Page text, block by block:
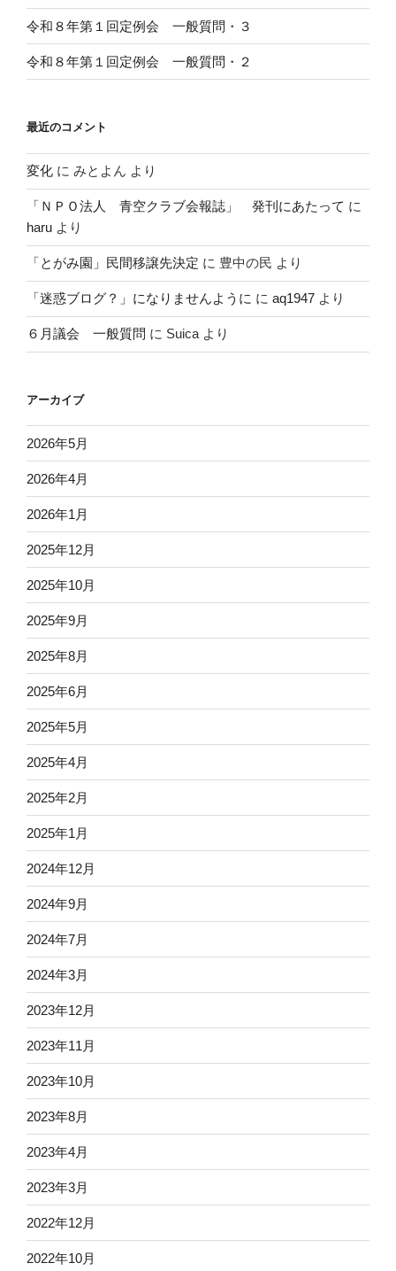
令和８年第１回定例会 一般質問・３
令和８年第１回定例会 一般質問・２
最近のコメント
変化 に みとよん より
「ＮＰＯ法人 青空クラブ会報誌」 発刊にあたって に
haru より
「とがみ園」民間移譲先決定 に 豊中の民 より
「迷惑ブログ？」になりませんように に aq1947 より
６月議会 一般質問 に Suica より
アーカイブ
2026年5月
2026年4月
2026年1月
2025年12月
2025年10月
2025年9月
2025年8月
2025年6月
2025年5月
2025年4月
2025年2月
2025年1月
2024年12月
2024年9月
2024年7月
2024年3月
2023年12月
2023年11月
2023年10月
2023年8月
2023年4月
2023年3月
2022年12月
2022年10月